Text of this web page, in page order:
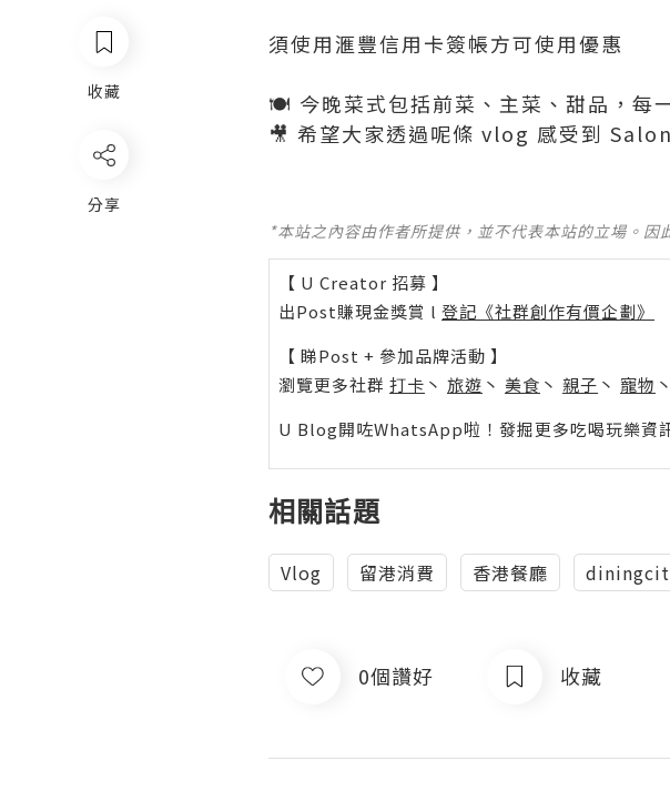
收藏
分享
須使用滙豐信用卡簽帳方可使用優惠
🍽️ 今晚菜式包括前菜、主菜、甜品，每
🎥 希望大家透過呢條 vlog 感受到
*本站之內容由作者所提供，並不代表本站的立場。
【 U Creator 招募 】
出Post賺現金獎賞 l 登記《社群創作有價企劃》
【 睇Post + 參加品牌活動 】
瀏覽更多社群 打卡 丶 旅遊 丶 美食 丶 親子 丶 寵物 丶
U Blog開咗WhatsApp啦！發掘更多吃喝玩樂資
相關話題
Vlog 留港消費 香港餐廳
0個讚好 收藏